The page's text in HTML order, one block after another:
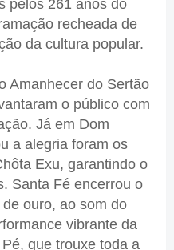
pelos 261 anos do
recheada de
da cultura popular.
Amanhecer do Sertão
o público com
Já em Dom
a alegria foram os
Exu, garantindo o
Santa Fé encerrou o
ouro, ao som do
vibrante da
que trouxe toda a